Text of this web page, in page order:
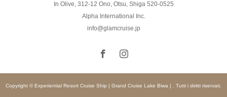
In Olive, 312-12 Ono, Otsu, Shiga 520-0525
Alpha International Inc.
info@glamcruise.jp
Copyright © Experiential Resort Cruise Ship | Grand Cruise Lake Biwa | . Tutti i diritti riservati.